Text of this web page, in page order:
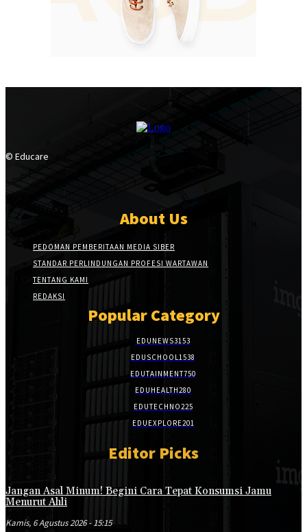
© Educare
About Us
PEDOMAN PEMBERITAAN MEDIA SIBER
STANDAR PERLINDUNGAN PROFESI WARTAWAN
TENTANG KAMI
REDAKSI
Popular Category
EDUNEWS3153
EDUSCHOOL 1538
EDUTAINMENT750
EDUHEALTH280
EDUTECHNO225
EDUEXPLORE201
Editor Picks
Jangan Asal Minum! Begini Cara Tepat Konsumsi Jamu
Menurut Ahli
Kamis, 6 Agustus 2026 - 15:15